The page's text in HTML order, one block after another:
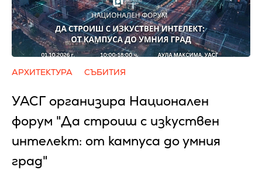
АРХИТЕКТУРА СЪБИТИЯ
УАСГ организира Национален
форум "Да строиш с изкуствен
интелект: от кампуса до умния
град"